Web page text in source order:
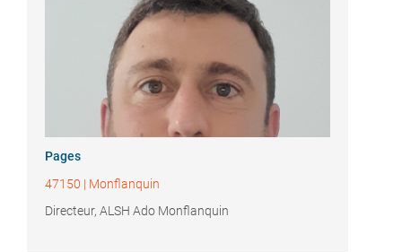
Pages
47150 | Monflanquin
Directeur, ALSH Ado Monflanquin